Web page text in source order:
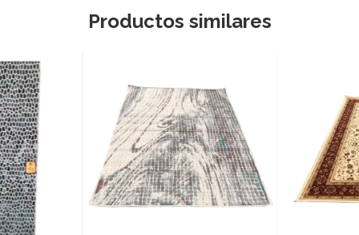
Productos similares